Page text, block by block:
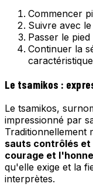
Commencer
Suivre avec
Passer le
Continuer la
Le tsamikos :
Le tsamikos,
impressionné par
Traditionnellement
sauts contrôlés et
courage et
qu'elle exige et la
interprètes.